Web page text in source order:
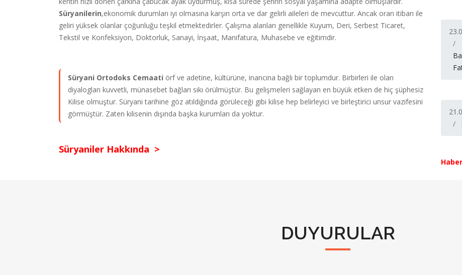
Süryanilerin,ekonomik durumları iyi olmasına karşın orta ve dar gelirli aileleri de mevcuttur. Ancak oran itibarı ile
geliri yüksek olanlar çoğunluğu teşkil etmektedirler. Çalışma alanları genellikle Kuyum, Deri, Serbest Ticaret,
Tekstil ve Konfeksiyon, Doktorluk, Sanayi, İnşaat, Manifatura, Muhasebe ve eğitimdir.
Süryani Ortodoks Cemaati örf ve adetine, kültürüne, inancına bağlı bir toplumdur. Birbirleri ile olan
diyalogları kuvvetli, münasebet bağları sıkı örülmüştür. Bu gelişmeleri sağlayan en büyük etken de hiç şüphesiz
Kilise olmuştur. Süryani tarihine göz atıldığında görüleceği gibi kilise hep belirleyici ve birleştirici unsur vazifesini
görmüştür. Zaten kilisenin dışında başka kurumları da yoktur.
Süryaniler Hakkında >
DUYURULAR